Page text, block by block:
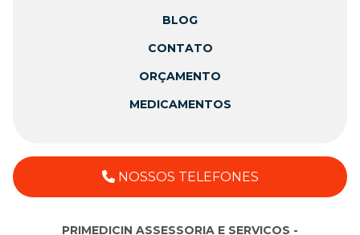
BLOG
CONTATO
ORÇAMENTO
MEDICAMENTOS
NOSSOS TELEFONES
PRIMEDICIN ASSESSORIA E SERVICOS -